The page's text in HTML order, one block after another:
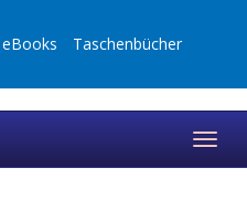
eBooks
Taschenbücher